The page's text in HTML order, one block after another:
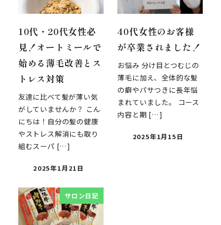
10代・20代女性必
見！オートミールで
始める薄毛改善とス
トレス対策
友達に比べて髪が薄い気
がしていませんか？ こん
にちは！自分の髪の健康
やストレス解消にも取り
組むスーパ […]
2025年1月21日
40代女性のお客様
が卒業されました！
お悩み 分け目とつむじの
薄毛に加え、全体的な髪
の癖やパサつきに長年悩
まれていました。 コース
内容と期 […]
2025年1月15日
サロン日記